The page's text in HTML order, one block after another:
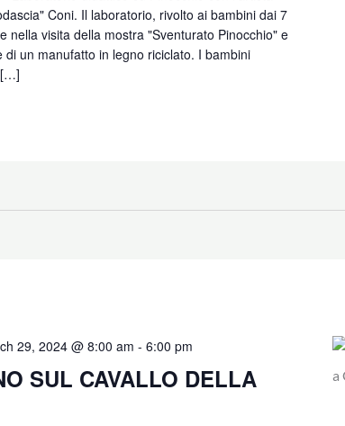
Coni. Il laboratorio, rivolto ai bambini dai 7
nella visita della mostra "Sventurato Pinocchio" e
di un manufatto in legno riciclato. I bambini
[…]
SUL CAVALLO DELLA
29, 2024 @ 8:00 am -6:00 pm